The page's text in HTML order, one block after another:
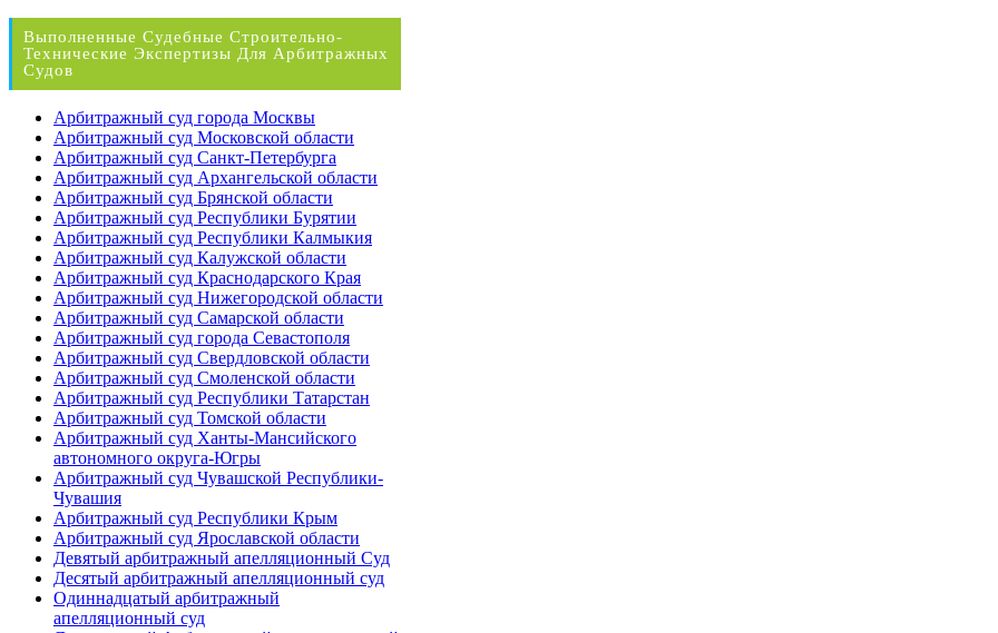
Выполненные Судебные Строительно-
Технические Экспертизы Для Арбитражных
Судов
Арбитражный суд города Москвы
Арбитражный суд Московской области
Арбитражный суд Санкт-Петербурга
Арбитражный суд Архангельской области
Арбитражный суд Брянской области
Арбитражный суд Республики Бурятии
Арбитражный суд Республики Калмыкия
Арбитражный суд Калужской области
Арбитражный суд Краснодарского Края
Арбитражный суд Нижегородской области
Арбитражный суд Самарской области
Арбитражный суд города Севастополя
Арбитражный суд Свердловской области
Арбитражный суд Смоленской области
Арбитражный суд Республики Татарстан
Арбитражный суд Томской области
Арбитражный суд Ханты-Мансийского
автономного округа-Югры
Арбитражный суд Чувашской Республики-
Чувашия
Арбитражный суд Республики Крым
Арбитражный суд Ярославской области
Девятый арбитражный апелляционный Суд
Десятый арбитражный апелляционный суд
Одиннадцатый арбитражный
апелляционный суд